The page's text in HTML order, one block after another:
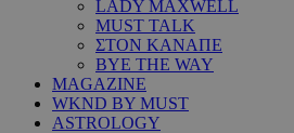
LADY MAXWELL
MUST TALK
ΣΤΟΝ ΚΑΝΑΠΕ
BYE THE WAY
MAGAZINE
WKND BY MUST
ASTROLOGY